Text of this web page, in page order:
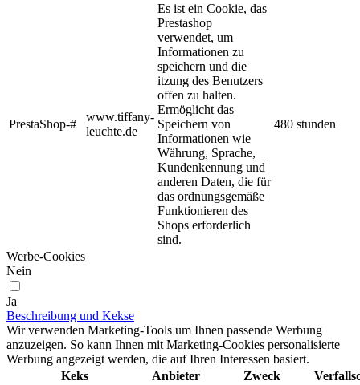
PrestaShop-#
www.tiffany-
leuchte.de
Es ist ein Cookie, das
Prestashop
verwendet, um
Informationen zu
speichern und die
itzung des Benutzers
offen zu halten.
Ermöglicht das
Speichern von
Informationen wie
Währung, Sprache,
Kundenkennung und
anderen Daten, die für
das ordnungsgemäße
Funktionieren des
Shops erforderlich
sind.
480 stunden
Werbe-Cookies
Nein
Ja
Beschreibung und Kekse
Wir verwenden Marketing-Tools um Ihnen passende Werbung
anzuzeigen. So kann Ihnen mit Marketing-Cookies personalisierte
Werbung angezeigt werden, die auf Ihren Interessen basiert.
Keks
Anbieter Zweck